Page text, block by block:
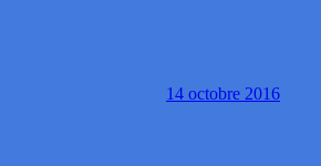
14 octobre 2016